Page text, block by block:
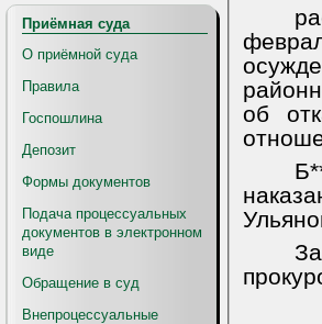
Приёмная суда
О приёмной суда
Правила
Госпошлина
Депозит
Формы документов
Подача процессуальных
документов в электронном
виде
Обращение в суд
Внепроцессуальные
об